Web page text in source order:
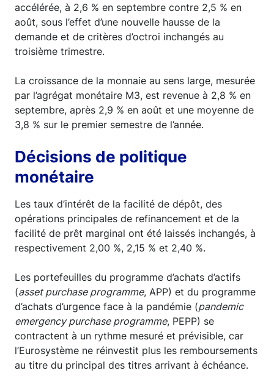
accélérée, à 2,6 % en septembre contre 2,5 % en
août, sous l’effet d’une nouvelle hausse de la
demande et de critères d’octroi inchangés au
troisième trimestre.
La croissance de la monnaie au sens large, mesurée
par l’agrégat monétaire M3, est revenue à 2,8 % en
septembre, après 2,9 % en août et une moyenne de
3,8 % sur le premier semestre de l’année.
Décisions de politique
monétaire
Les taux d’intérêt de la facilité de dépôt, des
opérations principales de refinancement et de la
facilité de prêt marginal ont été laissés inchangés, à
respectivement 2,00 %, 2,15 % et 2,40 %.
Les portefeuilles du programme d’achats d’actifs
(asset purchase programme, APP) et du programme
d’achats d’urgence face à la pandémie (pandemic
emergency purchase programme, PEPP) se
contractent à un rythme mesuré et prévisible, car
l’Eurosystème ne réinvestit plus les remboursements
au titre du principal des titres arrivant à échéance.